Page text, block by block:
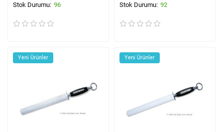
96
92
Yeni Ürünler Yeni Ürünler